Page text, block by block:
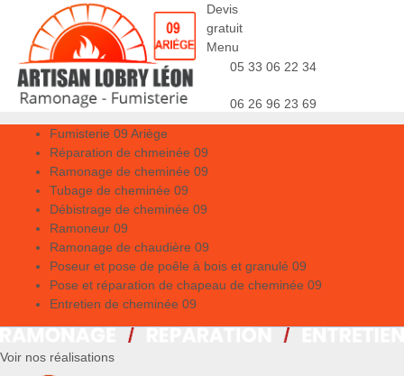
Devis
gratuit
Menu
05 33 06 22 34
06 26 96 23 69
Fumisterie 09 Ariège
Réparation de chmeinée 09
Ramonage de cheminée 09
Tubage de cheminée 09
Débistrage de cheminée 09
Ramoneur 09
Ramonage de chaudière 09
Poseur et pose de poêle à bois et granulé 09
Pose et réparation de chapeau de cheminée 09
Entretien de cheminée 09
Voir nos réalisations